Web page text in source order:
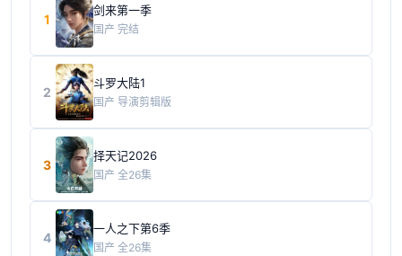
1
剑来第一季
国产 完结
2
斗罗大陆1
国产 导演剪辑版
3
择天记2026
国产 全26集
4
一人之下第6季
国产 全26集